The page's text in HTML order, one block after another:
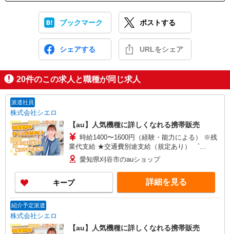
ブックマーク ポストする
シェアする URLをシェア
20件のこの求人と職種が同じ求人
派遣社員
株式会社シエロ
【au】人気機種に詳しくなれる携帯販売
時給1400〜1600円（経験・能力による） ※残
業代支給 ★交通費別途支給（規定あり） ゜
+゜・。○。・゜+゜・。○。・゜+゜ 入社祝い金10
万円支給(規定有) お友達を紹介頂くと, インセンテ
ィブ支給(規定有) ★月2回払い・週払い可能（規程
有）★ ゜・。○。・゜+゜・。○。・゜+゜
愛知県刈谷市のauショップ
キープ 詳細を見る
紹介予定派遣
株式会社シエロ
【au】人気機種に詳しくなれる携帯販売